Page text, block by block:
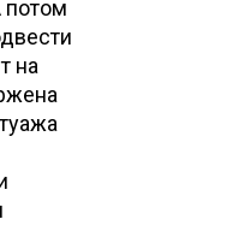
потом
на